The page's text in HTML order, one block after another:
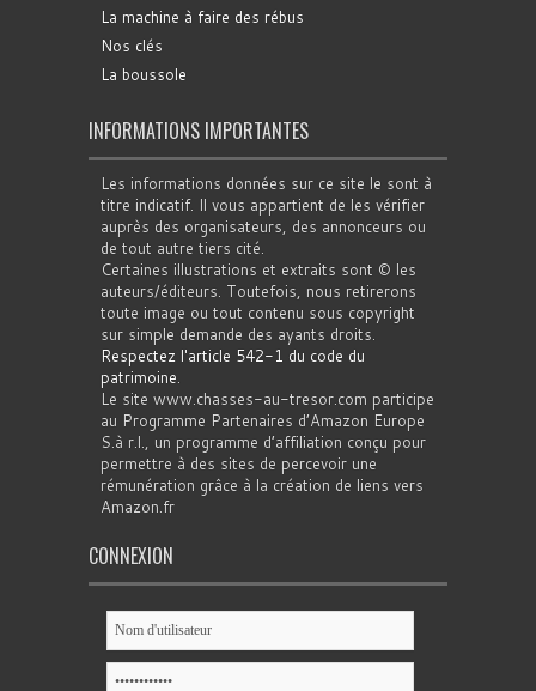
La machine à faire des rébus
Nos clés
La boussole
INFORMATIONS IMPORTANTES
Les informations données sur ce site le sont à
titre indicatif. Il vous appartient de les vérifier
auprès des organisateurs, des annonceurs ou
de tout autre tiers cité.
Certaines illustrations et extraits sont © les
auteurs/éditeurs. Toutefois, nous retirerons
toute image ou tout contenu sous copyright
sur simple demande des ayants droits.
Respectez l'article 542-1 du code du
patrimoine.
Le site www.chasses-au-tresor.com participe
au Programme Partenaires d’Amazon Europe
S.à r.l., un programme d’affiliation conçu pour
permettre à des sites de percevoir une
rémunération grâce à la création de liens vers
Amazon.fr
CONNEXION